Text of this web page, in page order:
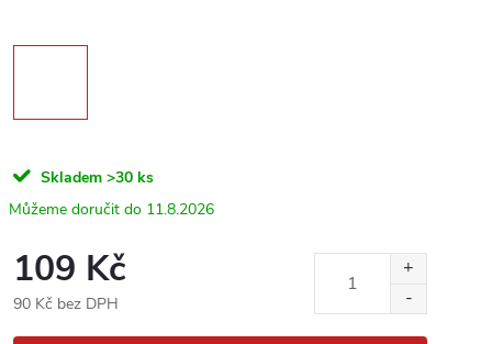
Skladem >30 ks
11.8.2026
109 Kč
90 Kč bez DPH